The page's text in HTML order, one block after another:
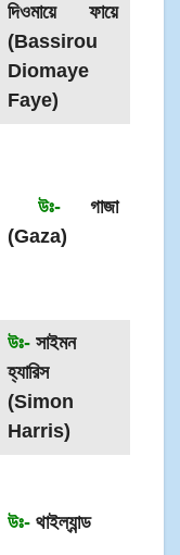
দিওমায়ে ফায়ে
(Bassirou
Diomaye
Faye)
উঃ-গাজা
(Gaza)
উঃ- সাইমন
হ্যারিস
(Simon
Harris)
উঃ- থাইল্যান্ড